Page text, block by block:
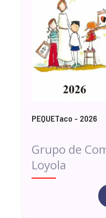
PEQUETaco - 2026
Grupo de
Loyola